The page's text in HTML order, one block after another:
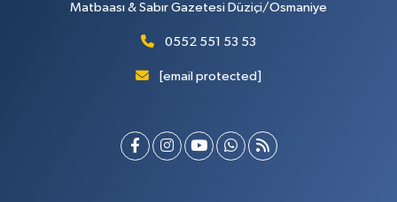
Matbaası & Sabır Gazetesi Düziçi/Osmaniye
0552 551 53 53
[email protected]